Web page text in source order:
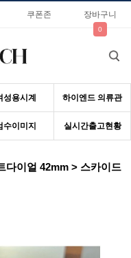
쿠폰존 장바구니
0
성용시계 하이엔드 의류관
수이미지 실시간출고현황
다이얼 42mm > 스카이드